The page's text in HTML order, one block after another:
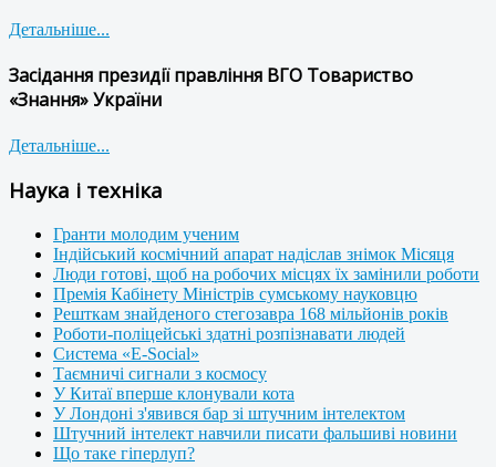
Детальніше...
Засідання президії правління ВГО Товариство
«Знання» України
Детальніше...
Наука і техніка
Гранти молодим ученим
Індійський космічний апарат надіслав знімок Місяця
Люди готові, щоб на робочих місцях їх замінили роботи
Премія Кабінету Міністрів сумському науковцю
Решткам знайденого стегозавра 168 мільйонів років
Роботи-поліцейські здатні розпізнавати людей
Система «E-Social»
Таємничі сигнали з космосу
У Китаї вперше клонували кота
У Лондоні з'явився бар зі штучним інтелектом
Штучний інтелект навчили писати фальшиві новини
Що таке гіперлуп?